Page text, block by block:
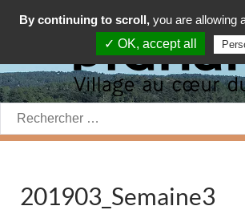
Rechercher:
201903_Semaine3
By continuing to scroll, you are allowing
✓ OK, accept all